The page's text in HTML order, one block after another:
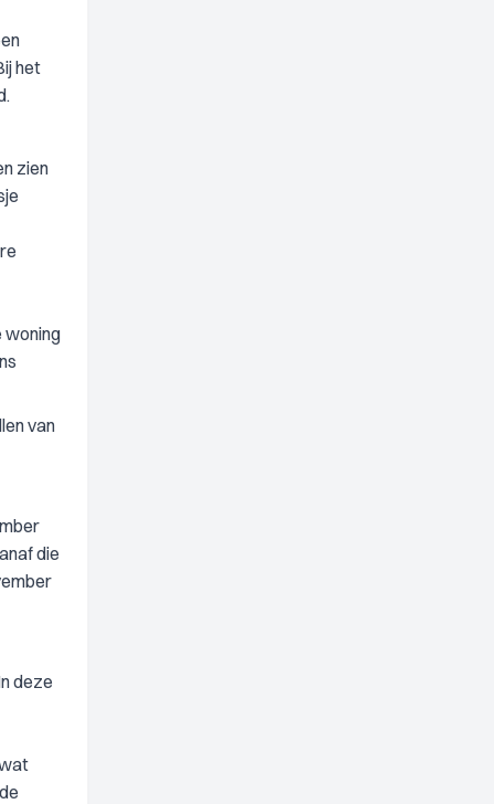
het
zien
woning
van
die
deze